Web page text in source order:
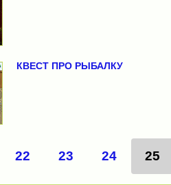
КВЕСТ ПРО РЫБАЛКУ
22 23 24 25